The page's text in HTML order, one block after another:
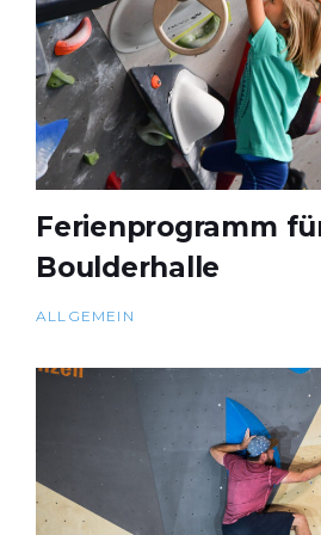
Ferienprogramm
Boulderhalle
ALLGEMEIN